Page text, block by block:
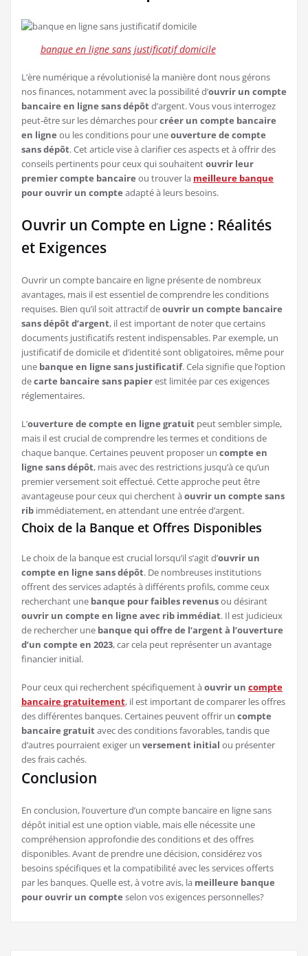
banque en ligne sans justificatif domicile
L’ère numérique a révolutionisé la manière dont nous gérons
nos finances, notamment avec la possibilité d’ouvrir un compte
bancaire en ligne sans dépôtd’argent. Vous vous interrogez
peut-être sur les démarches pourcréer un compte bancaire
en ligne ou les conditions pour uneouverture de compte
sans dépôt. Cet article vise à clarifier ces aspects et à offrir des
conseils pertinents pour ceux qui souhaitentouvrir leur
premier compte bancaire ou trouver la meilleure banque
pour ouvrir un compte adapté à leurs besoins.
Ouvrir un Compte en Ligne : Réalités
et Exigences
Ouvrir un compte bancaire en ligne présente de nombreux
avantages, mais il est essentiel de comprendre les conditions
requises. Bien qu’il soit attractif deouvrir un compte bancaire
sans dépôt d’argent, il est important de noter que certains
documents justificatifs restent indispensables. Par exemple, un
justificatif de domicile et d’identité sont obligatoires, même pour
une banque en ligne sans justificatif. Cela signifie que l’option
decarte bancaire sans papierest limitée par ces exigences
réglementaires.
L’ouverture de compte en ligne gratuit peut sembler simple,
mais il est crucial de comprendre les termes et conditions de
chaque banque. Certaines peuvent proposer un compte en
ligne sans dépôt, mais avec des restrictions jusqu’à ce qu’un
premier versement soit effectué. Cette approche peut être
avantageuse pour ceux qui cherchent àouvrir un compte sans
rib immédiatement, en attendant une entrée d’argent.
Choix de la Banque et Offres Disponibles
Le choix de la banque est crucial lorsqu’il s’agit d’ouvrir un
compte en ligne sans dépôt. De nombreuses institutions
offrent des services adaptés à différents profils, comme ceux
recherchant une banque pour faibles revenusou désirant
ouvrir un compte en ligne avec rib immédiat. Il est judicieux
de rechercher une banque qui offre de l’argent à l’ouverture
d’un compte en 2023, car cela peut représenter un avantage
financier initial.
Pour ceux qui recherchent spécifiquement àouvrir un compte
bancaire gratuitement, il est important de comparer les offres
des différentes banques. Certaines peuvent offrir un compte
bancaire gratuitavec des conditions favorables, tandis que
d’autres pourraient exiger un versement initial ou présenter
des frais cachés.
Conclusion
En conclusion, l’ouverture d’un compte bancaire en ligne sans
dépôt initial est une option viable, mais elle nécessite une
compréhension approfondie des conditions et des offres
disponibles. Avant de prendre une décision, considérez vos
besoins spécifiques et la compatibilité avec les services offerts
par les banques. Quelle est, à votre avis, la meilleure banque
pour ouvrir un compte selon vos exigences personnelles?